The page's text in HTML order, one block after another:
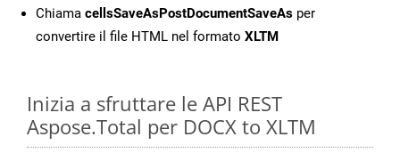
Chiama cellsSaveAsPostDocumentSaveAs per
convertire il file HTML nel formato XLTM
Inizia a sfruttare le API REST
Aspose.Total per DOCX to XLTM